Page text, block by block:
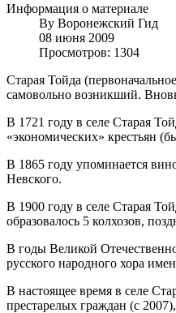
Информация о материале
By Воронежский Гид
08 июня 2009
Просмотров: 1304
Старая Тойда
самовольно возникший.
В 1721 году в селе Старая
«экономических» крестьян
В 1865 году упоминается
Невского.
В 1900 году в селе Старая
образовалось 5 колхозов,
В годы Великой
русского народного хора
В настоящее время в селе
престарелых граждан (с